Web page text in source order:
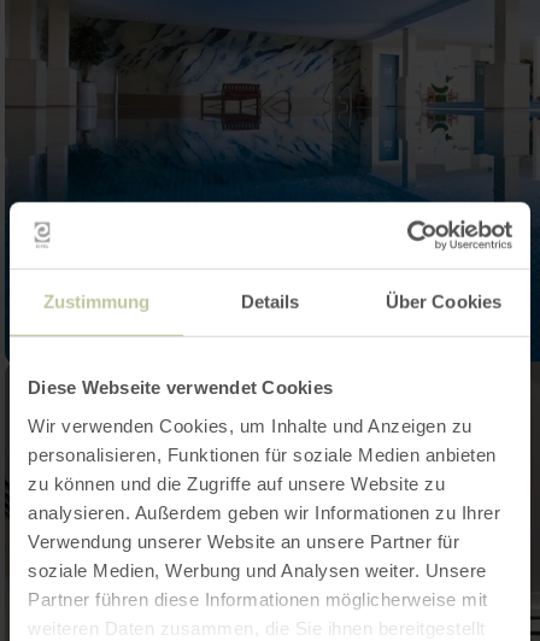
Zustimmung Details Über Cookies
Diese Webseite verwendet Cookies
Wir verwenden Cookies, um Inhalte und Anzeigen zu
personalisieren, Funktionen für soziale Medien anbieten
zu können und die Zugriffe auf unsere Website zu
analysieren. Außerdem geben wir Informationen zu Ihrer
Verwendung unserer Website an unsere Partner für
soziale Medien, Werbung und Analysen weiter. Unsere
Partner führen diese Informationen möglicherweise mit
weiteren Daten zusammen, die Sie ihnen bereitgestellt